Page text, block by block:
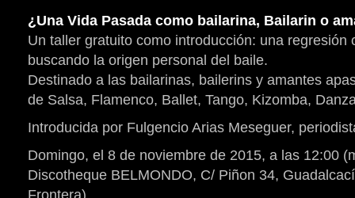
¿Una Vida Pasada como bailarina, Bailarin o
Un taller gratuito como introducción: una regresión
buscando la origen personal del baile.
Destinado a las bailarinas, bailerins y amantes
de Salsa, Flamenco, Ballet, Tango, Kizomba,
Introducida por Fulgencio Arias Meseguer,
Domingo, el 8 de noviembre de 2015, a las 12:00
Discotheque BELMONDO, C/ Piñon 34,
Frontera)